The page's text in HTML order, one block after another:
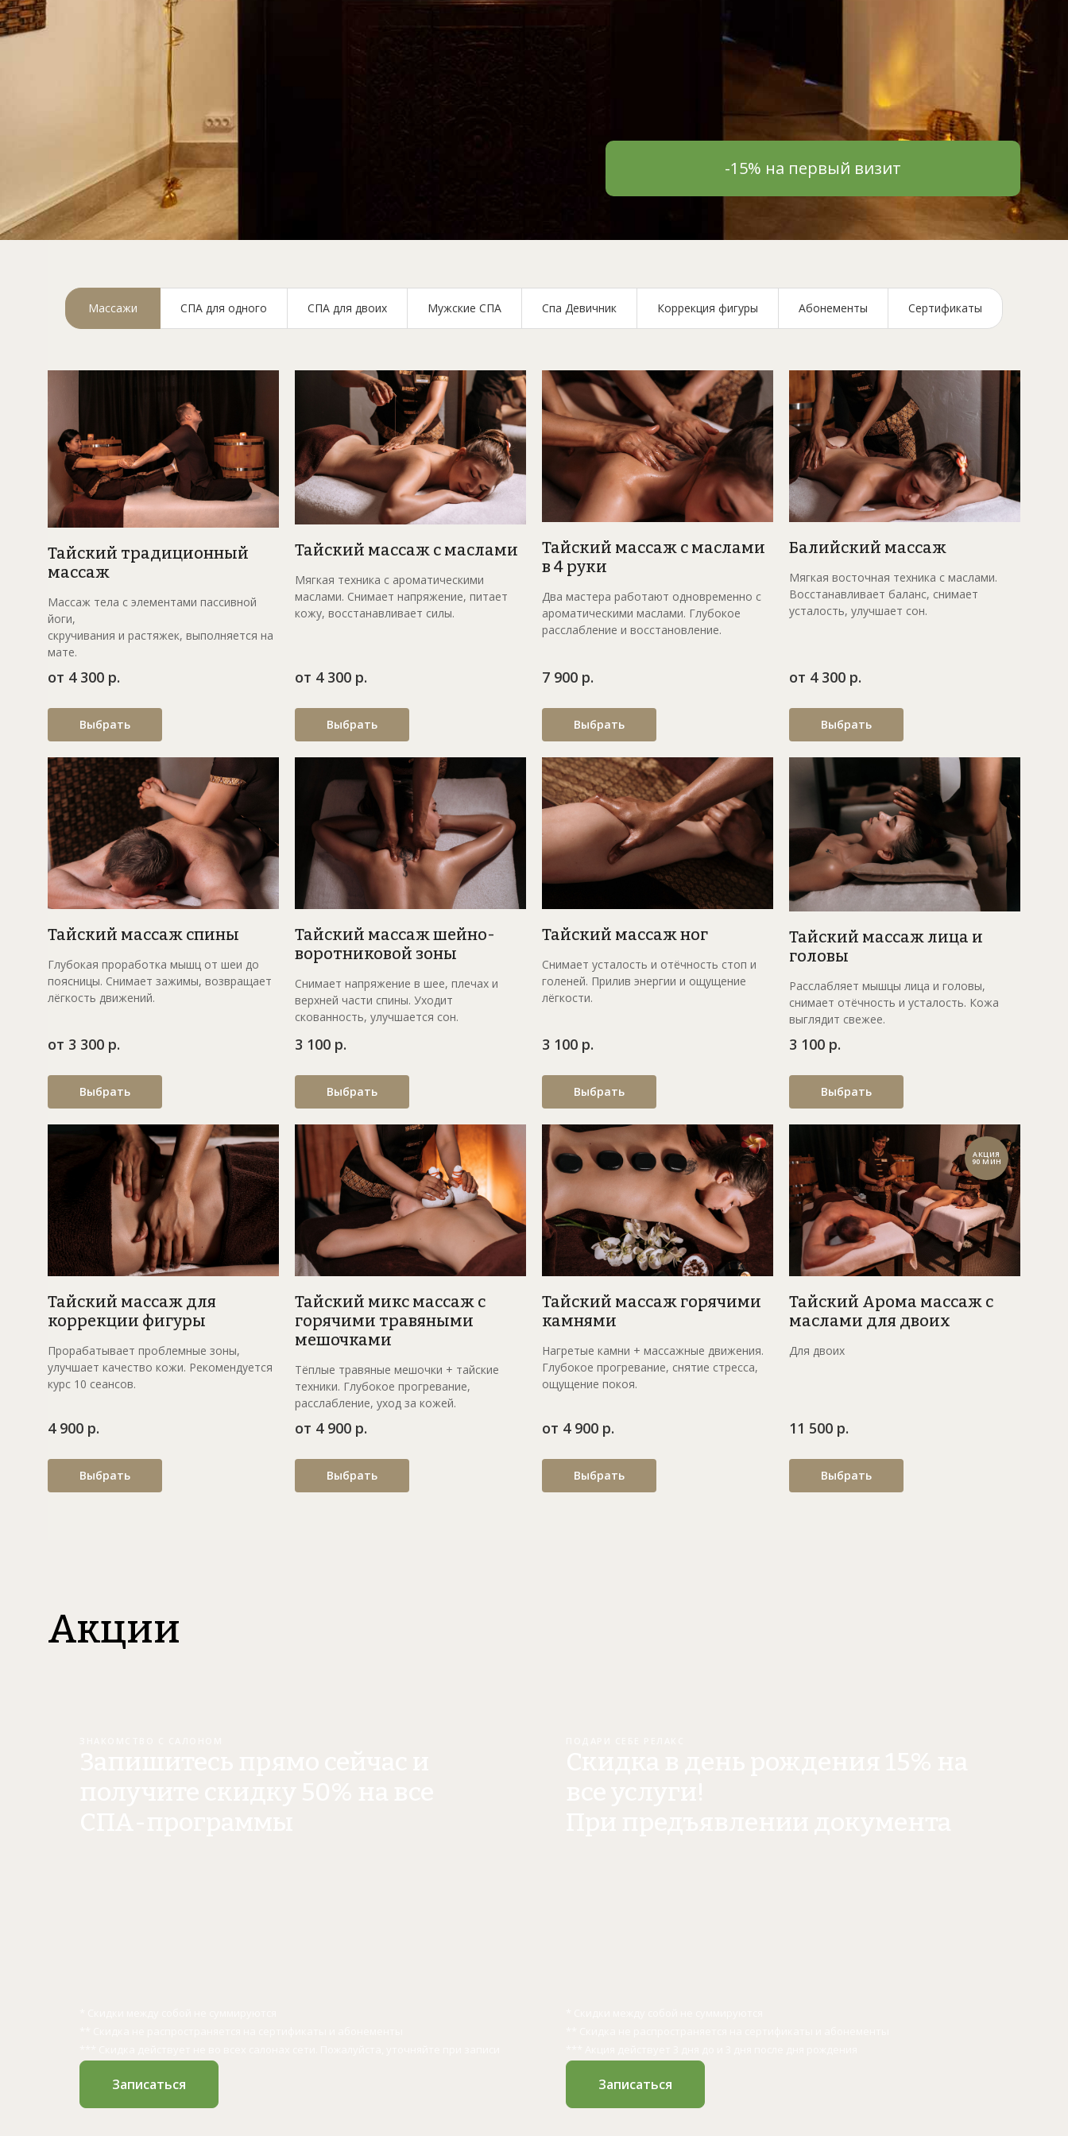
Спа-салон тайского массажа
Мой Тай метро Братиславская
Традиции Тайланда с заботой о вас
-15% на первый визит
Массажи СПА для одного СПА для двоих Мужские СПА Спа Девичник Коррекция фигуры Абонементы Сертификаты
Тайский традиционный
массаж
Массаж тела с элементами пассивной
йоги,
скручивания и растяжек, выполняется на
мате.
от 4 300 р.
Выбрать
Тайский массаж с маслами
Мягкая техника с ароматическими
маслами. Снимает напряжение, питает
кожу, восстанавливает силы.
от 4 300 р.
Выбрать
Тайский массаж с маслами
в 4 руки
Два мастера работают одновременно с
ароматическими маслами. Глубокое
расслабление и восстановление.
7 900 р.
Выбрать
Балийский массаж
Мягкая восточная техника с маслами.
Восстанавливает баланс, снимает
усталость, улучшает сон.
от 4 300 р.
Выбрать
Тайский массаж спины
Глубокая проработка мышц от шеи до
поясницы. Снимает зажимы, возвращает
лёгкость движений.
от 3 300 р.
Выбрать
Тайский массаж шейно-
воротниковой зоны
Снимает напряжение в шее, плечах и
верхней части спины. Уходит
скованность, улучшается сон.
3 100 р.
Выбрать
Тайский массаж ног
Снимает усталость и отёчность стоп и
голеней. Прилив энергии и ощущение
лёгкости.
3 100 р.
Выбрать
Тайский массаж лица и
головы
Расслабляет мышцы лица и головы,
снимает отёчность и усталость. Кожа
выглядит свежее.
3 100 р.
Выбрать
Тайский массаж для
коррекции фигуры
Прорабатывает проблемные зоны,
улучшает качество кожи. Рекомендуется
курс 10 сеансов.
4 900 р.
Выбрать
Тайский микс массаж с
горячими травяными
мешочками
Тёплые травяные мешочки + тайские
техники. Глубокое прогревание,
расслабление, уход за кожей.
от 4 900 р.
Выбрать
Тайский массаж горячими
камнями
Нагретые камни + массажные движения.
Глубокое прогревание, снятие стресса,
ощущение покоя.
от 4 900 р.
Выбрать
АКЦИЯ
90 МИН
Тайский Арома массаж с
маслами для двоих
Для двоих
11 500 р.
Выбрать
Акции
Записаться Записаться